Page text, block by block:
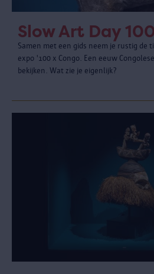
Slow Art Day
Samen met een gids neem je rustig de
expo '100 x Congo. Een eeuw
bekijken. Wat zie je eigenlijk?